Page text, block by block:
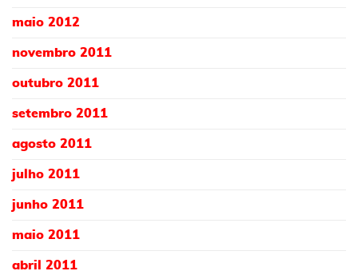
maio 2012
novembro 2011
outubro 2011
setembro 2011
agosto 2011
julho 2011
junho 2011
maio 2011
abril 2011